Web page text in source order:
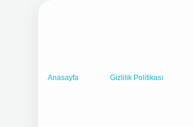
Anasayfa Gizlilik Politikası